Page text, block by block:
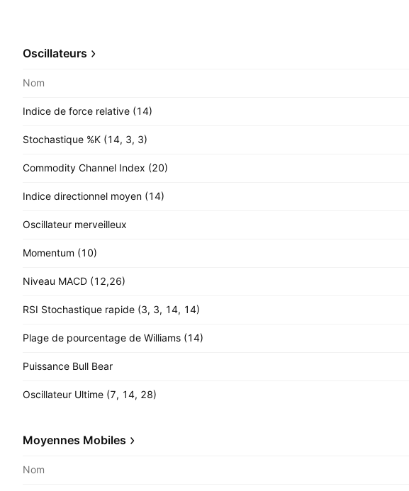
Oscillateurs
Nom
Indice de force relative (14)
Stochastique %K (14, 3, 3)
Commodity Channel Index (20)
Indice directionnel moyen (14)
Oscillateur merveilleux
Momentum (10)
Niveau MACD (12,26)
RSI Stochastique rapide (3, 3, 14, 14)
Plage de pourcentage de Williams (14)
Puissance Bull Bear
Oscillateur Ultime (7, 14, 28)
Moyennes Mobiles
Nom